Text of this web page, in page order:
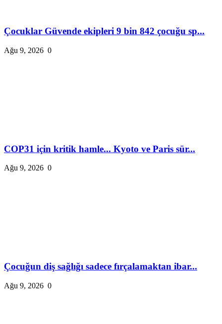
Çocuklar Güvende ekipleri 9 bin 842 çocuğu sp...
Ağu 9, 2026 0
COP31 için kritik hamle... Kyoto ve Paris sür...
Ağu 9, 2026 0
Çocuğun diş sağlığı sadece fırçalamaktan ibar...
Ağu 9, 2026 0